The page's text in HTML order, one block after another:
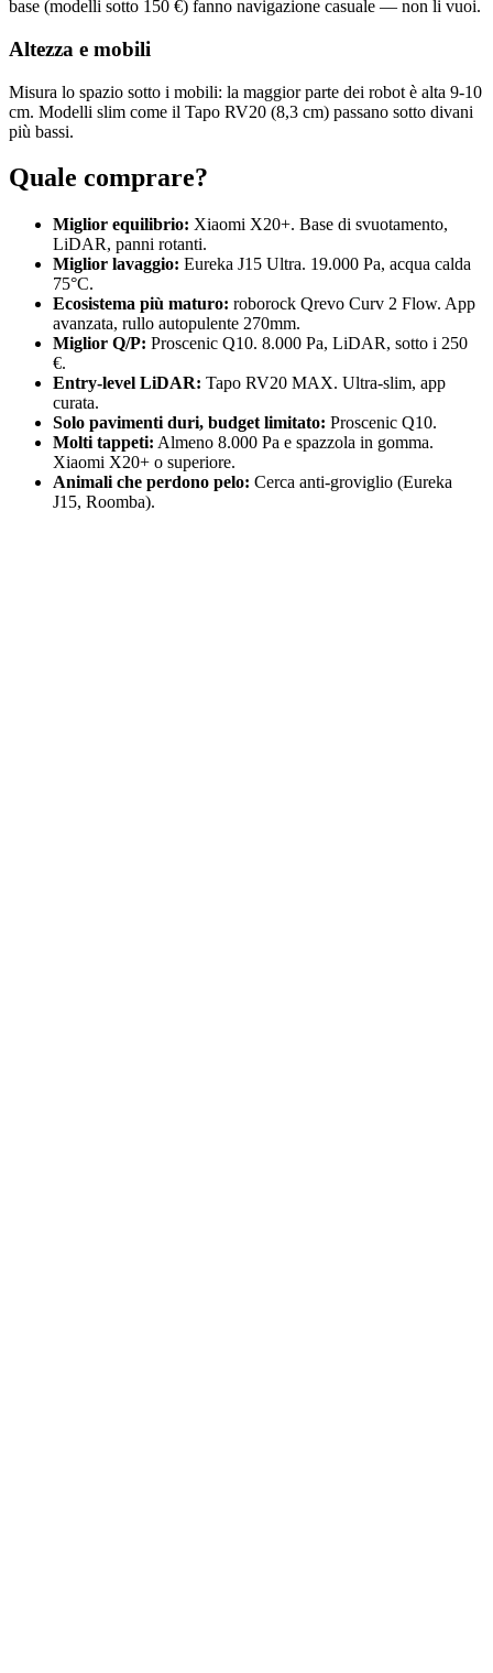
base (modelli sotto 150 €) fanno navigazione casuale — non li vuoi.
Altezza e mobili
Misura lo spazio sotto i mobili: la maggior parte dei robot è alta 9-10
cm. Modelli slim come il Tapo RV20 (8,3 cm) passano sotto divani
più bassi.
Quale comprare?
Miglior equilibrio: Xiaomi X20+. Base di svuotamento,
LiDAR, panni rotanti.
Miglior lavaggio: Eureka J15 Ultra. 19.000 Pa, acqua calda
75°C.
Ecosistema più maturo: roborock Qrevo Curv 2 Flow. App
avanzata, rullo autopulente 270mm.
Miglior Q/P: Proscenic Q10. 8.000 Pa, LiDAR, sotto i 250
€.
Entry-level LiDAR: Tapo RV20 MAX. Ultra-slim, app
curata.
Solo pavimenti duri, budget limitato: Proscenic Q10.
Molti tappeti: Almeno 8.000 Pa e spazzola in gomma.
Xiaomi X20+ o superiore.
Animali che perdono pelo: Cerca anti-groviglio (Eureka
J15, Roomba).